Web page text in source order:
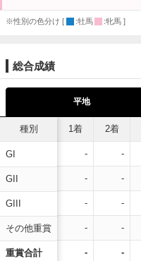
※性別の色分け [ :牡馬 :牝馬 ]
総合成績
平地
種別
GI
GII
GIII
その他重賞
重賞合計
1着 2着
- -
- -
- -
- -
- -